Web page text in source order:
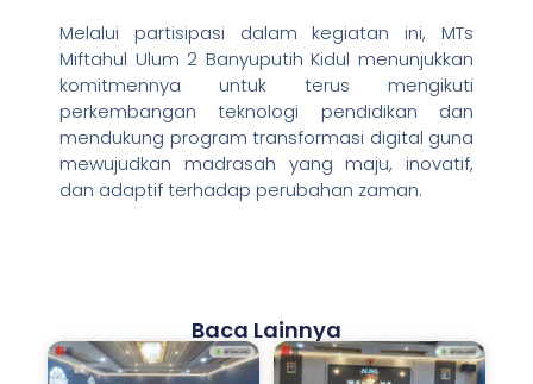
Melalui partisipasi dalam kegiatan ini, MTs
Miftahul Ulum 2 Banyuputih Kidul menunjukkan
komitmennya untuk terus mengikuti
perkembangan teknologi pendidikan dan
mendukung program transformasi digital guna
mewujudkan madrasah yang maju, inovatif,
dan adaptif terhadap perubahan zaman.
Baca Lainnya